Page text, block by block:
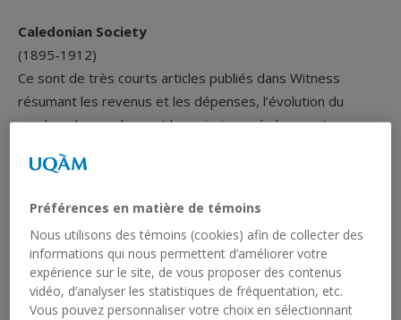
Caledonian Society
(1895-1912)
Ce sont de très courts articles publiés dans Witness
résumant les revenus et les dépenses, l’évolution du
nombre de membres et les principaux événements
(1906-1918)
Documents d’en moyenne une vingtaine de pages, ils
contiennent un bref historique de l’hôpital, une liste des
dons et legs, la liste des bienfaiteurs et donateurs (achats
spécifiques, œuvres et souscriptions annuelles), les états
Préférences en matière de témoins
Nous utilisons des témoins (cookies) afin de collecter des
informations qui nous permettent d’améliorer votre
expérience sur le site, de vous proposer des contenus
vidéo, d’analyser les statistiques de fréquentation, etc.
Vous pouvez personnaliser votre choix en sélectionnant